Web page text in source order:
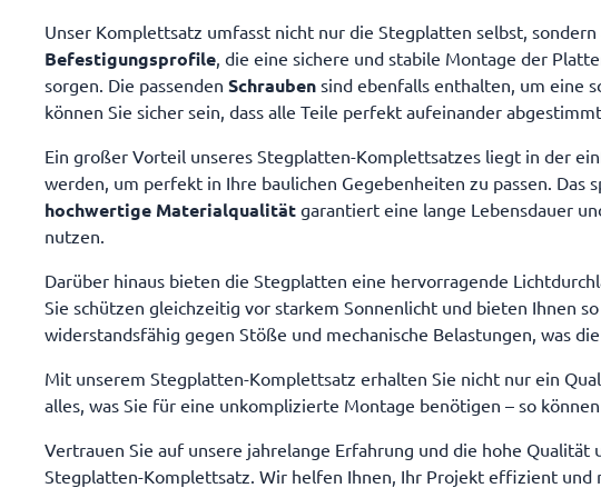
aufgeführten Zubehörs
Stegplatten namhafter
für dieses Angebot
Dacheindeckung Stegplatten 16mm (nach
Auswahl) 6 x 3000mm x
Mittelprofile 5 x 3000mm
12 x 980mm Aluminium
1 x 6080mm Aluminium-
Winkel 7 Stück VA-
Neoprendichtscheibe
Stegplatten 10 Jahre nach
auf Plexiglas Stegplatten
Herstellervorgaben
Unser Komplettsatz umfasst nicht nur die Stegplatten selbst,
Befestigungsprofile, die eine sichere und stabile Montage der
sorgen. Die passenden Schrauben sind ebenfalls enthalten, um eine
können Sie sicher sein, dass alle Teile perfekt aufeinander
Ein großer Vorteil unseres Stegplatten-Komplettsatzes liegt in der
werden, um perfekt in Ihre baulichen Gegebenheiten zu passen.
hochwertige Materialqualität garantiert eine lange Lebensdauer
nutzen.
Darüber hinaus bieten die Stegplatten eine hervorragende
Sie schützen gleichzeitig vor starkem Sonnenlicht und bieten Ihnen
widerstandsfähig gegen Stöße und mechanische Belastungen, was
Mit unserem Stegplatten-Komplettsatz erhalten Sie nicht nur ein
alles, was Sie für eine unkomplizierte Montage benötigen – so
Vertrauen Sie auf unsere jahrelange Erfahrung und die hohe
Stegplatten-Komplettsatz. Wir helfen Ihnen, Ihr Projekt effizient und